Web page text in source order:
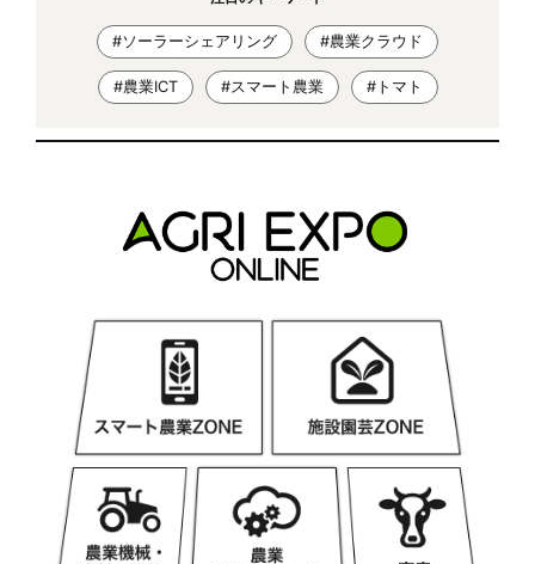
#ソーラーシェアリング #農業クラウド
#農業ICT #スマート農業 #トマト